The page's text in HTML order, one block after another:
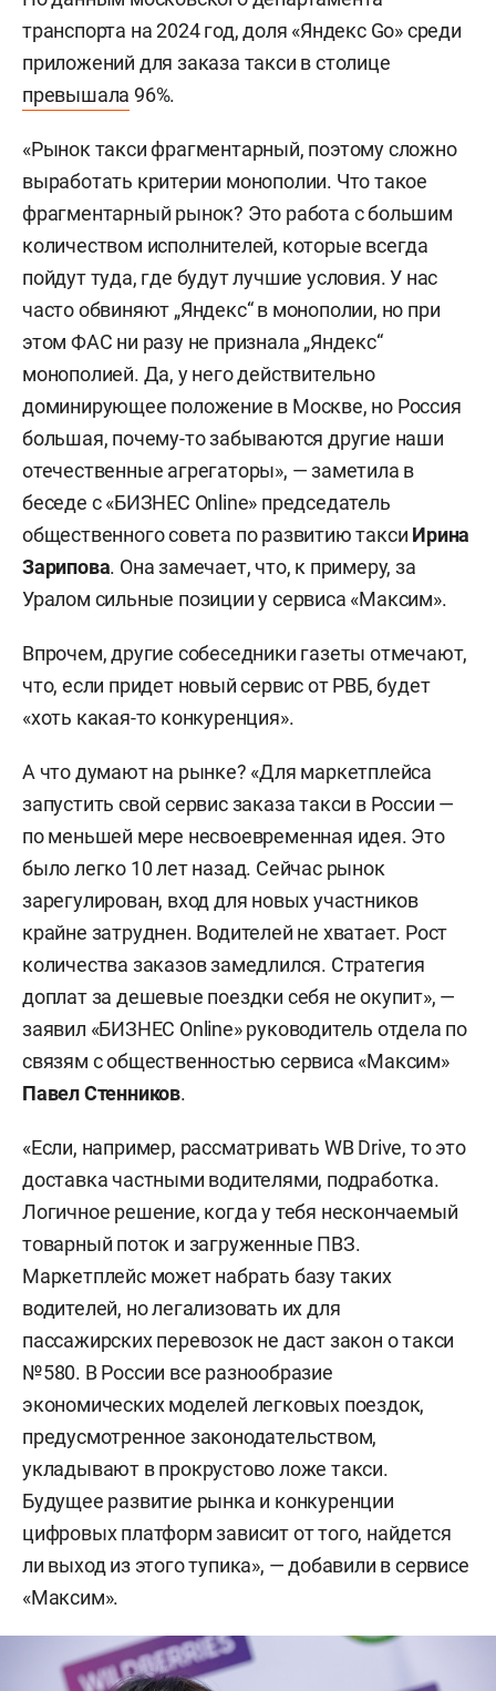
транспорта на 2024 год, доля «Яндекс Go» среди
приложений для заказа такси в столице
превышала 96%.
«Рынок такси фрагментарный, поэтому сложно
выработать критерии монополии. Что такое
фрагментарный рынок? Это работа с большим
количеством исполнителей, которые всегда
пойдут туда, где будут лучшие условия. У нас
часто обвиняют „Яндекс“ в монополии, но при
этом ФАС ни разу не признала „Яндекс“
монополией. Да, у него действительно
доминирующее положение в Москве, но Россия
большая, почему-то забываются другие наши
отечественные агрегаторы», — заметила в
беседе с «БИЗНЕС Online» председатель
общественного совета по развитию такси Ирина
Зарипова. Она замечает, что, к примеру, за
Уралом сильные позиции у сервиса «Максим».
Впрочем, другие собеседники газеты отмечают,
что, если придет новый сервис от РВБ, будет
«хоть какая-то конкуренция».
А что думают на рынке? «Для маркетплейса
запустить свой сервис заказа такси в России —
по меньшей мере несвоевременная идея. Это
было легко 10 лет назад. Сейчас рынок
зарегулирован, вход для новых участников
крайне затруднен. Водителей не хватает. Рост
количества заказов замедлился. Стратегия
доплат за дешевые поездки себя не окупит», —
заявил «БИЗНЕС Online» руководитель отдела по
связям с общественностью сервиса «Максим»
Павел Стенников.
«Если, например, рассматривать WB Drive, то это
доставка частными водителями, подработка.
Логичное решение, когда у тебя нескончаемый
товарный поток и загруженные ПВЗ.
Маркетплейс может набрать базу таких
водителей, но легализовать их для
пассажирских перевозок не даст закон о такси
№580. В России все разнообразие
экономических моделей легковых поездок,
предусмотренное законодательством,
укладывают в прокрустово ложе такси.
Будущее развитие рынка и конкуренции
цифровых платформ зависит от того, найдется
ли выход из этого тупика», — добавили в сервисе
«Максим».